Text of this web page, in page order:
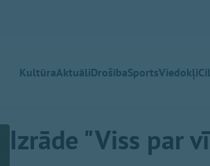
KultūraAktuāliDrošībaSportsViedokļi
Izrāde "Viss par